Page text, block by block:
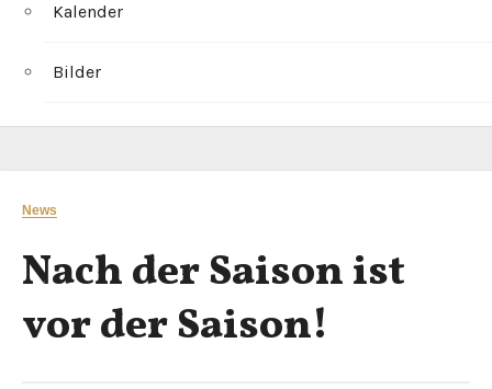
Kalender
Bilder
News
Nach der Saison ist
vor der Saison!